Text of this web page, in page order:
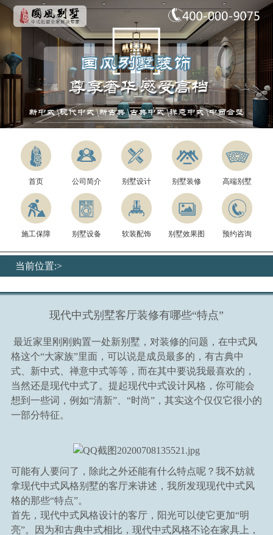
首页 公司简介 别墅设计 别墅装修 高端别墅
施工保障 别墅设备 软装配饰 别墅效果图 预约咨询
当前位置:>
宝典
现代中式别墅客厅装修有哪些“特点”
最近家里刚刚购置一处新别墅，对装修的问题，在中式风
格这个“大家族”里面，可以说是成员最多的，有古典中
式、新中式、禅意中式等等，而在其中要说我最喜欢的，
当然还是现代中式了。提起现代中式设计风格，你可能会
想到一些词，例如“清新”、“时尚”，其实这个仅仅它很小的
一部分特征。
可能有人要问了，除此之外还能有什么特点呢？我不妨就
拿现代中式风格别墅的客厅来讲述，我所发现现代中式风
格的那些“特点”。
首先，现代中式风格设计的客厅，阳光可以使它更加“明
亮”。因为和古典中式相比，现代中式风格不论在家具上，